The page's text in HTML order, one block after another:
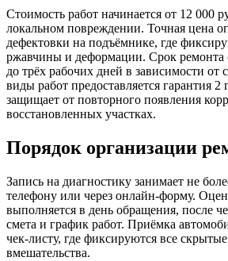
Стоимость работ начинается от 12 000
локальном повреждении. Точная цена
дефектовки на подъёмнике, где
ржавчины и деформации. Срок ремонта
до трёх рабочих дней в зависимости от
виды работ предоставляется гарантия 2
защищает от повторного появления
восстановленных участках.
Порядок организации
Запись на диагностику занимает не
телефону или через онлайн-форму.
выполняется в день обращения, после
смета и график работ. Приёмка
чек-листу, где фиксируются все
вмешательства.